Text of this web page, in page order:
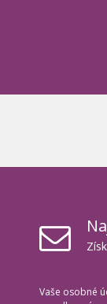
Vaše osobné